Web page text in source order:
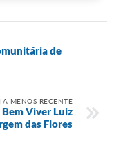
de
MENOS RECENTE
Viver Luiz
das Flores